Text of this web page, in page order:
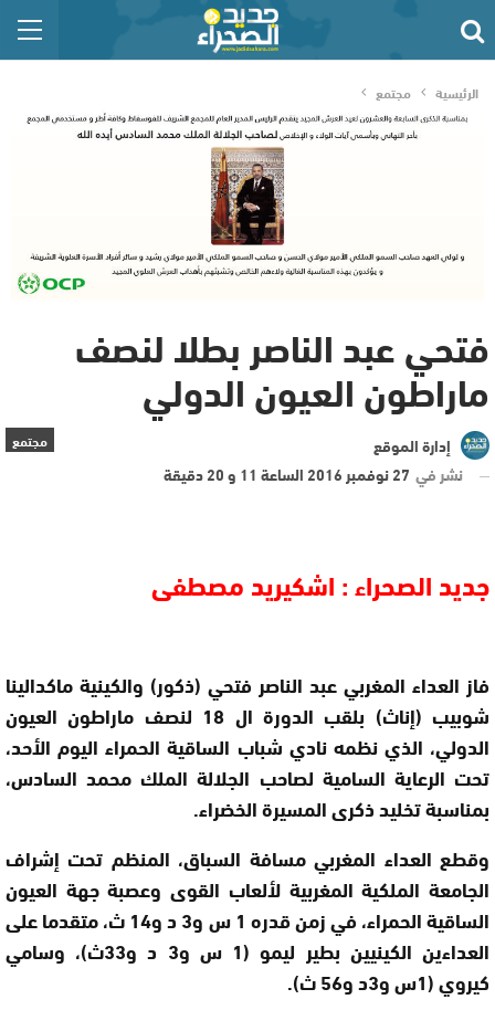
الرئيسية مجتمع
فتحي عبد الناصر بطلا لنصف
ماراطون العيون الدولي
مجتمع
إدارة الموقع
نشر في 27 نوفمبر 2016 الساعة 11 و 20 دقيقة
جديد الصحراء : اشكيريد مصطفى
فاز العداء المغربي عبد الناصر فتحي (ذكور) والكينية ماكدالينا
شوبيب (إناث) بلقب الدورة ال 18 لنصف ماراطون العيون
الدولي، الذي نظمه نادي شباب الساقية الحمراء اليوم الأحد،
تحت الرعاية السامية لصاحب الجلالة الملك محمد السادس،
بمناسبة تخليد ذكرى المسيرة الخضراء.
وقطع العداء المغربي مسافة السباق، المنظم تحت إشراف
الجامعة الملكية المغربية لألعاب القوى وعصبة جهة العيون
الساقية الحمراء، في زمن قدره 1 س و3 د و14 ث، متقدما على
العداءين الكينيين بطير ليمو (1 س و3 د و33ث)، وسامي
كيروي (1س و3د و56 ث).